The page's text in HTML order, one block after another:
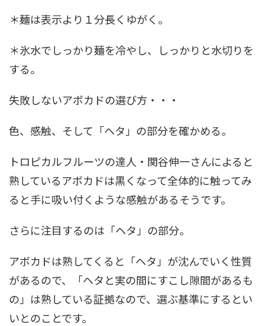
＊麺は表示より１分長くゆがく。
＊氷水でしっかり麺を冷やし、しっかりと水切りを
する。
失敗しないアボカドの選び方・・・
色、感触、そして「ヘタ」の部分を確かめる。
トロピカルフルーツの達人・関谷伸一さんによると
熟しているアボカドは黒くなって全体的に触ってみ
ると手に吸い付くような感触があるそうです。
さらに注目するのは「ヘタ」の部分。
アボカドは熟してくると「ヘタ」が沈んでいく性質
があるので、「ヘタと実の間にすこし隙間があるも
の」は熟している証拠なので、選ぶ基準にするとい
いとのことです。